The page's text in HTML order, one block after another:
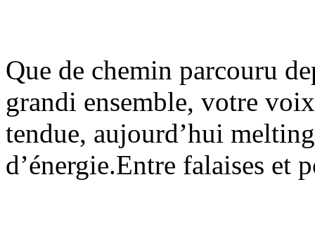
Que de chemin parcouru
grandi ensemble, votre
tendue, aujourd’hui
d’énergie.Entre falaises et